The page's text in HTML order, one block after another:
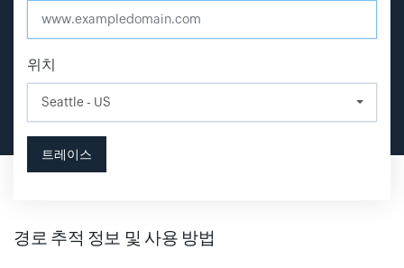
위치
트레이스
경로 추적 정보 및 사용 방법